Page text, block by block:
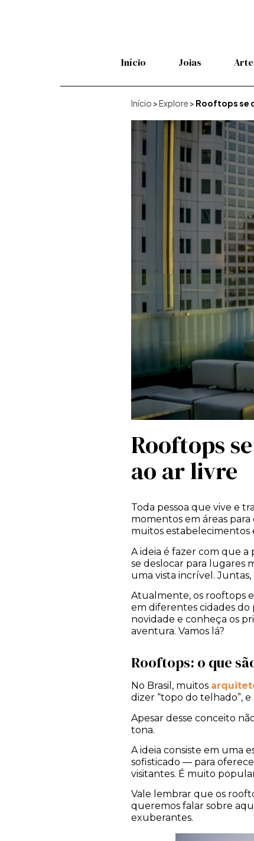
Início Joias Arte
Início >Explore > Rooftops se
Rooftops
ao ar livre
Toda pessoa que vive e
momentos em áreas para
muitos estabelecimentos
A ideia é fazer com que a
se deslocar para lugares
uma vista incrível.
Atualmente, os rooftops
em diferentes cidades do
novidade e conheça os
aventura. Vamos lá?
Rooftops: o que
No Brasil, muitos
dizer “topo do telhado”,
Apesar desse conceito
tona.
A ideia consiste em uma
sofisticado — para
visitantes. É muito
Vale lembrar que os
queremos falar sobre
exuberantes.